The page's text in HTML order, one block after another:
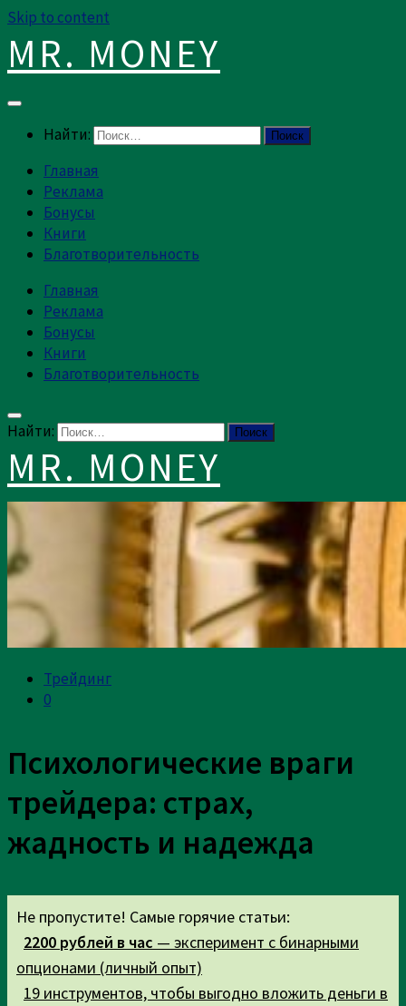
Skip to content
MR. MONEY
Найти:
Главная
Реклама
Бонусы
Книги
Благотворительность
Главная
Реклама
Бонусы
Книги
Благотворительность
Найти:
MR. MONEY
Трейдинг
0
Психологические враги
трейдера: страх,
жадность и надежда
Не пропустите! Самые горячие статьи:
2200 рублей в час — эксперимент с бинарными
опционами (личный опыт)
19 инструментов, чтобы выгодно вложить деньги в